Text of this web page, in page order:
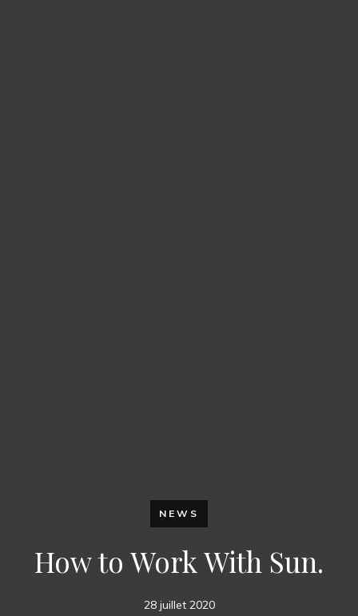
NEWS
How to Work With Sun.
28 juillet 2020